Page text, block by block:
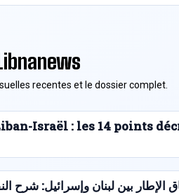
recentes et le dossier complet.
Israël : les 14 points
الإطار بين لبنان وإسرائيل: شرح النقاط الـ14 |